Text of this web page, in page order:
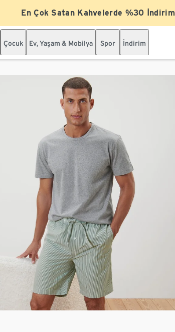
En Çok Satan Kahvelerde %30 İndirim
Çocuk Ev, Yaşam & Mobilya Spor İndirim